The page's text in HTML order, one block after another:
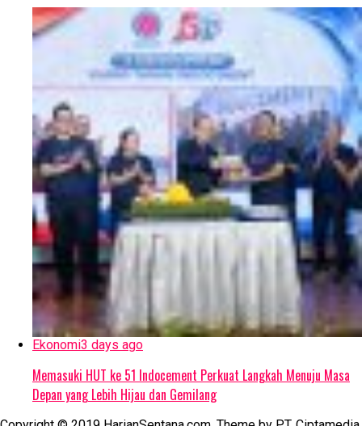
Ekonomi3 days ago
Memasuki HUT ke 51 Indocement Perkuat Langkah Menuju Masa
Depan yang Lebih Hijau dan Gemilang